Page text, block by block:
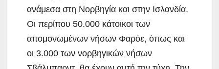
ανάμεσα στη Νορβηγία και στην Ισλανδία.
Οι περίπου 50.000 κάτοικοι των
απομονωμένων νήσων Φαρόε, όπως και
οι 3.000 των νορβηγικών νήσων